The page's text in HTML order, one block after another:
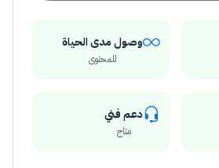
وصول مدى الحياة
للمحتوى
دعم فني
متاح